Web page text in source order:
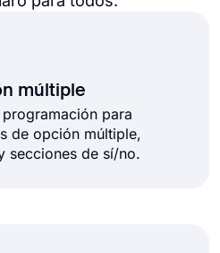
múltiple
para
de opción múltiple,
secciones de sí/no.